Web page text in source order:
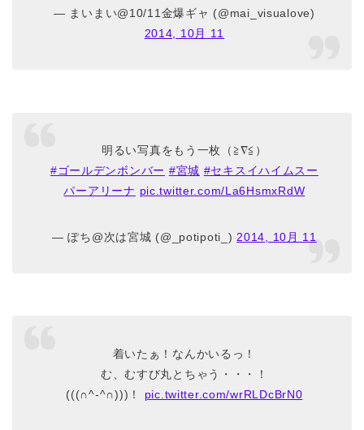
— まいまい@10/11金爆ギャ (@mai_visualove)
2014, 10月 11
明るい写真をもう一枚（≧∇≦）
#ゴールデンボンバー #宮城 #セキスイハイムスー
パーアリーナ pic.twitter.com/La6HsmxRdW
— ぽち@次は宮城 (@_potipoti_) 2014, 10月 11
着いたぁ！なんかいるっ！
む、むすび丸とちゃう・・・！
(((∩^-^∩)))！ pic.twitter.com/wrRLDcBrN0